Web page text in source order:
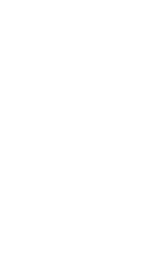
PEELING MIST